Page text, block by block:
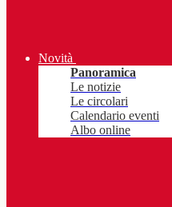
Novità
Panoramica
Le notizie
Le circolari
Calendario eventi
Albo online